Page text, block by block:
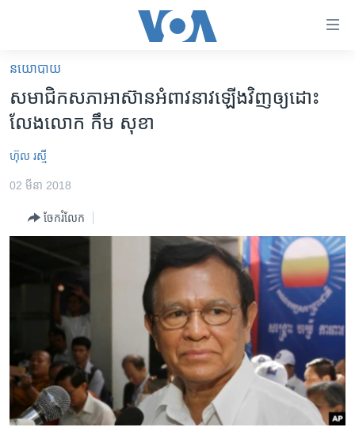
គេហទំព័រ​
ទាក់ទង
រំលង​
និង​
ចូល​
ទំព័រ​
ម្តង
សម្ព័ន្ធ​
រំលង​
អន្តរជាតិ
កម្ពុជាច្នៃប្រតិដ្ឋ
ព្រឹត្តិការណ៍ព័ត៌មាន
ទូរទស្សន៍ / វីដេអូ​
កម្មវិធីទាំងអស់
Khmer English
បណ្តាញ​សង្គម
នយោបាយ
សមាជិក​សភា​អាស៊ាន​អំពាវនាវ​ឡើង​វិញ​ឲ្យ​ដោះ​
លែង​លោក កឹម សុខា
ហ៊ុល រស្មី
02 មីនា 2018
ចែករំលែក